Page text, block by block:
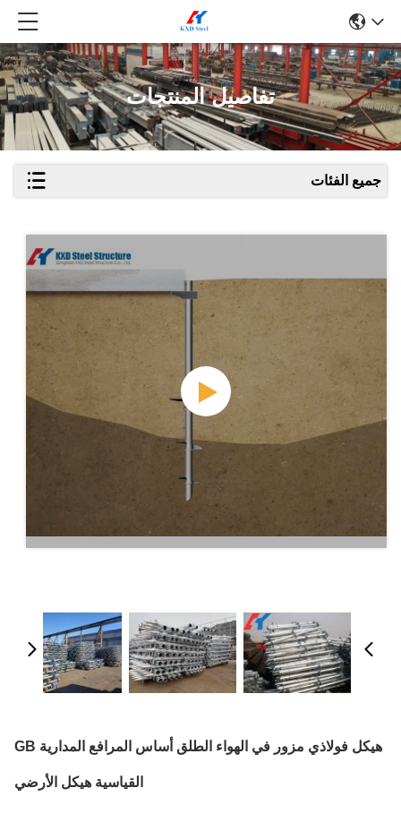
تفاصيل المنتجات
جميع الفئات
هيكل فولاذي مزور في الهواء الطلق أساس المرافع المدارية GB
القياسية هيكل الأرضي